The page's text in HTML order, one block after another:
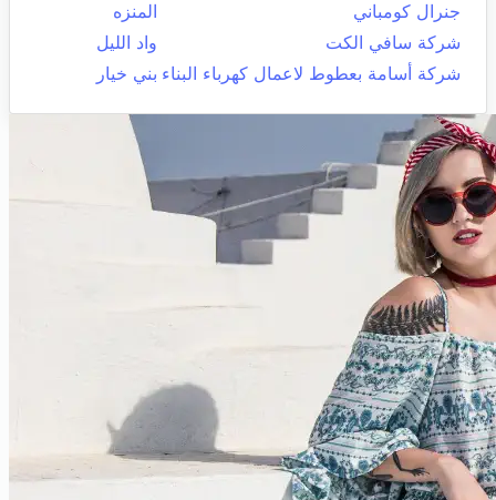
جنرال كومباني
المنزه
شركة سافي الكت
واد الليل
شركة أسامة بعطوط لاعمال كهرباء البناء بني خيار